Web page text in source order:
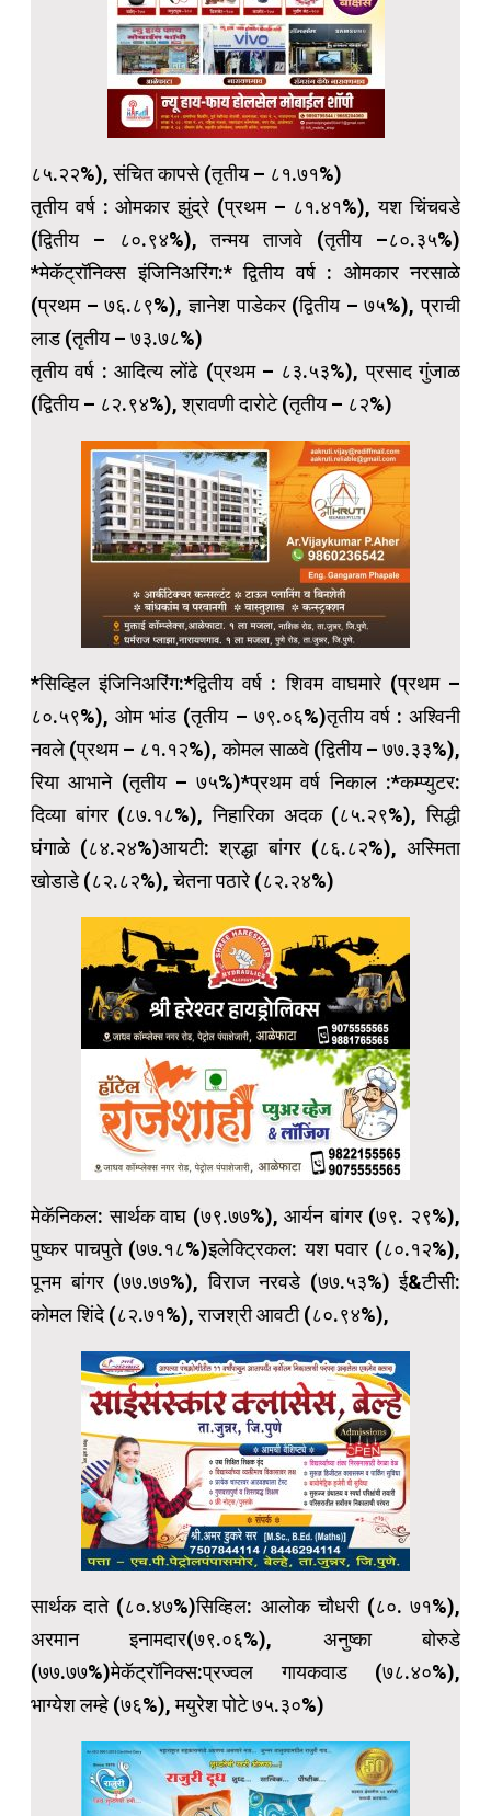
८५.२२%), संचित कापसे (तृतीय – ८१.७१%)
तृतीय वर्ष : ओमकार झुंद्रे (प्रथम – ८१.४१%), यश चिंचवडे
(द्वितीय – ८०.९४%), तन्मय ताजवे (तृतीय –८०.३५%)
*मेकॅट्रॉनिक्स इंजिनिअरिंग:* द्वितीय वर्ष : ओमकार नरसाळे
(प्रथम – ७६.८९%), ज्ञानेश पाडेकर (द्वितीय – ७५%), प्राची
लाड (तृतीय – ७३.७८%)
तृतीय वर्ष : आदित्य लोंढे (प्रथम – ८३.५३%), प्रसाद गुंजाळ
(द्वितीय – ८२.९४%), श्रावणी दारोटे (तृतीय – ८२%)
*सिव्हिल इंजिनिअरिंग:*द्वितीय वर्ष : शिवम वाघमारे (प्रथम –
८०.५९%), ओम भांड (तृतीय – ७९.०६%)तृतीय वर्ष : अश्विनी
नवले (प्रथम – ८१.१२%), कोमल साळवे (द्वितीय – ७७.३३%),
रिया आभाने (तृतीय – ७५%)*प्रथम वर्ष निकाल :*कम्प्युटर:
दिव्या बांगर (८७.१८%), निहारिका अदक (८५.२९%), सिद्धी
घंगाळे (८४.२४%)आयटी: श्रद्धा बांगर (८६.८२%), अस्मिता
खोडाडे (८२.८२%), चेतना पठारे (८२.२४%)
मेकॅनिकल: सार्थक वाघ (७९.७७%), आर्यन बांगर (७९. २९%),
पुष्कर पाचपुते (७७.१८%)इलेक्ट्रिकल: यश पवार (८०.१२%),
पूनम बांगर (७७.७७%), विराज नरवडे (७७.५३%) ई&टीसी:
कोमल शिंदे (८२.७१%), राजश्री आवटी (८०.९४%),
सार्थक दाते (८०.४७%)सिव्हिल: आलोक चौधरी (८०. ७१%),
अरमान इनामदार(७९.०६%), अनुष्का बोरुडे
(७७.७७%)मेकॅट्रॉनिक्स:प्रज्वल गायकवाड (७८.४०%),
भाग्येश लम्हे (७६%), मयुरेश पोटे ७५.३०%)